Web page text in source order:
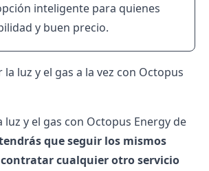
inteligente para quienes
y buen precio.
luz y el gas a la vez con Octopus
y el gas con Octopus Energy de
que seguir los mismos
contratar cualquier otro servicio